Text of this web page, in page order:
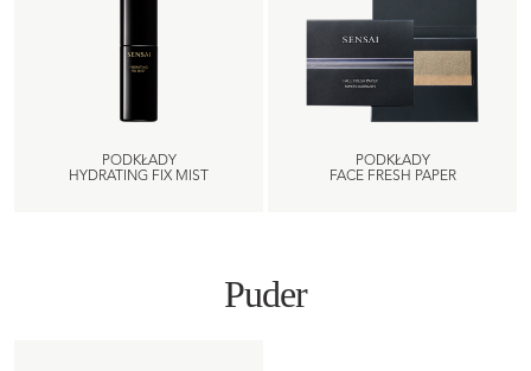
PODKŁADY
HYDRATING FIX MIST
PODKŁADY
FACE FRESH PAPER
Puder